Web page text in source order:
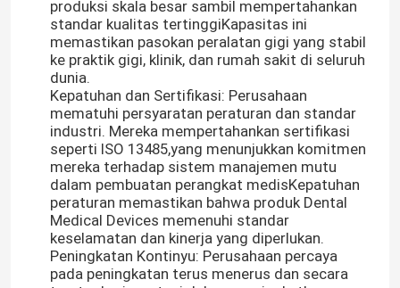
produksi skala besar sambil mempertahankan
standar kualitas tertinggiKapasitas ini
memastikan pasokan peralatan gigi yang stabil
ke praktik gigi, klinik, dan rumah sakit di seluruh
dunia.
Kepatuhan dan Sertifikasi: Perusahaan
mematuhi persyaratan peraturan dan standar
industri. Mereka mempertahankan sertifikasi
seperti ISO 13485,yang menunjukkan komitmen
mereka terhadap sistem manajemen mutu
dalam pembuatan perangkat medisKepatuhan
peraturan memastikan bahwa produk Dental
Medical Devices memenuhi standar
keselamatan dan kinerja yang diperlukan.
Peningkatan Kontinyu: Perusahaan percaya
pada peningkatan terus menerus dan secara